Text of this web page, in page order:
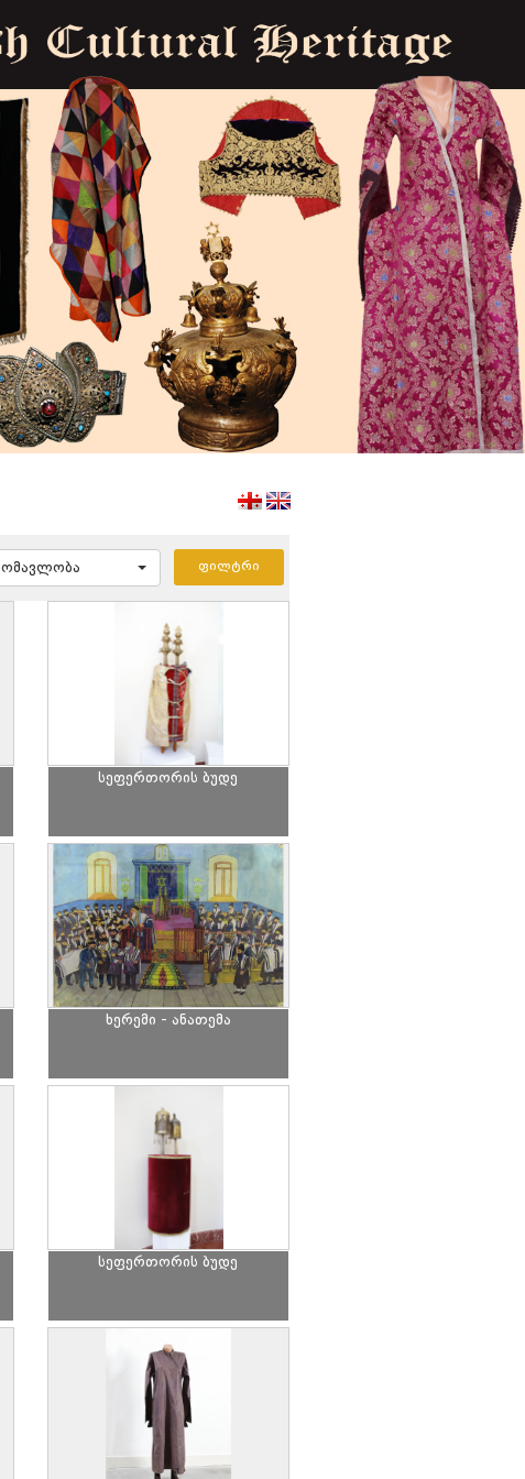
სეფერთორის ბუდე
ხერემი - ანათემა
სეფერთორის ბუდე